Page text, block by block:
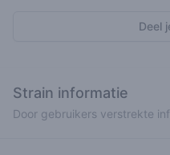
Deel
Strain informatie
Door gebruikers verstrekte